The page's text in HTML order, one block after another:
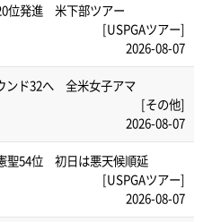
位発進 米下部ツアー
[USPGAツアー]
2026-08-07
ンド32へ 全米女子アマ
[その他]
2026-08-07
聖54位 初日は悪天候順延
[USPGAツアー]
2026-08-07